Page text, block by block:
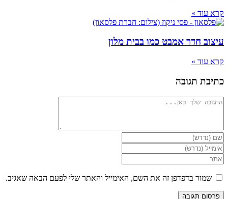
»
חדר אמבט כמו בבית מלון
»
תגובה
בדפדפן זה את השם, האימייל והאתר שלי לפעם הבאה שאגיב.